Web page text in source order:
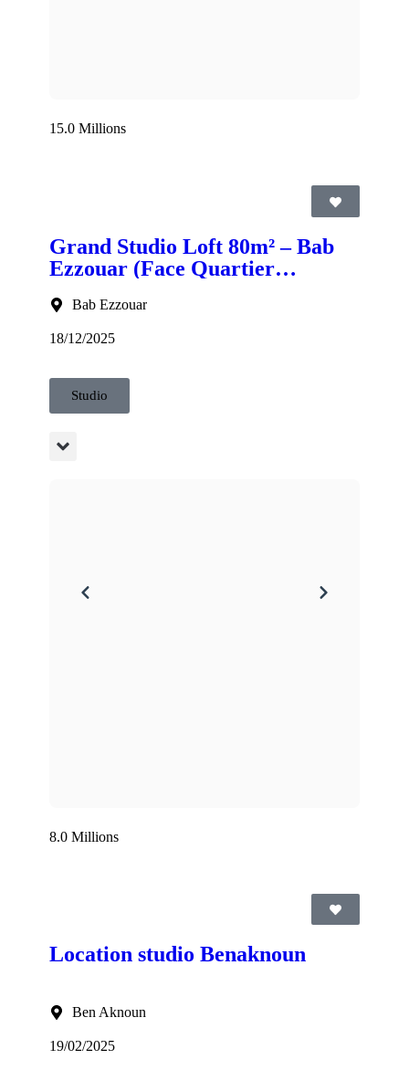
15.0 Millions
Grand Studio Loft 80m² – Bab
Ezzouar (Face Quartier
Bab Ezzouar
18/12/2025
Studio
8.0 Millions
Location studio Benaknoun
Ben Aknoun
19/02/2025